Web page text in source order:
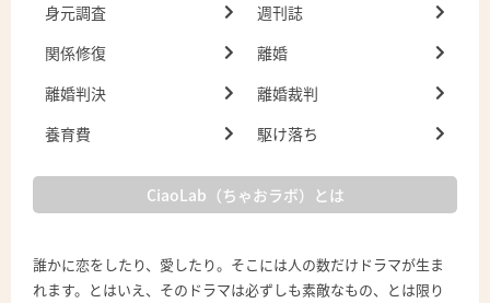
身元調査
週刊誌
関係修復
離婚
離婚判決
離婚裁判
養育費
駆け落ち
CiaoLab（ちゃおラボ）とは
誰かに恋をしたり、愛したり。そこには人の数だけドラマが生ま
れます。とはいえ、そのドラマは必ずしも素敵なもの、とは限り